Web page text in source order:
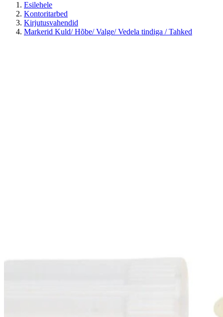
Esilehele
Kontoritarbed
Kirjutusvahendid
Markerid Kuld/ Hõbe/ Valge/ Vedela tindiga / Tahked